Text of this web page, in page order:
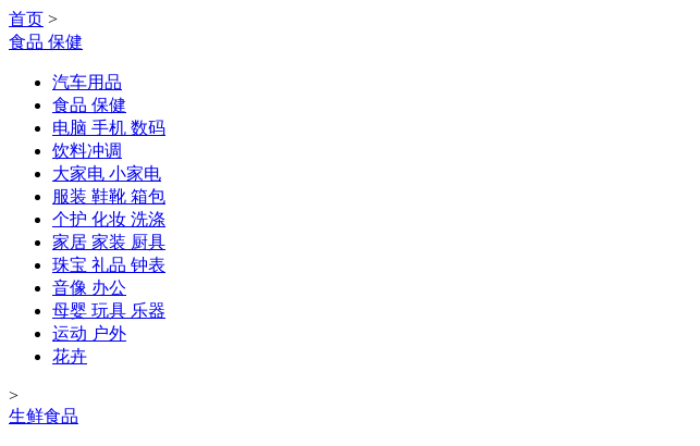
首页 >
食品 保健
汽车用品
食品 保健
电脑 手机 数码
饮料冲调
大家电 小家电
服装 鞋靴 箱包
个护 化妆 洗涤
家居 家装 厨具
珠宝 礼品 钟表
音像 办公
母婴 玩具 乐器
运动 户外
花卉
>
生鲜食品